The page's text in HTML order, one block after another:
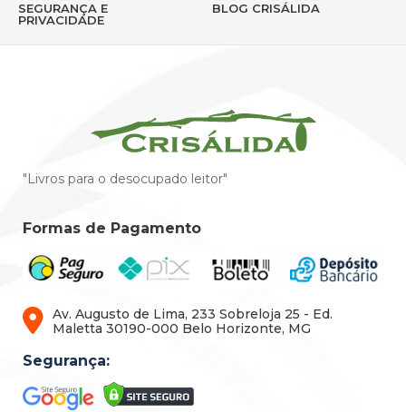
SEGURANÇA E
PRIVACIDADE
BLOG CRISÁLIDA
"Livros para o desocupado leitor"
Formas de Pagamento
Av. Augusto de Lima, 233 Sobreloja 25 - Ed.
Maletta 30190-000 Belo Horizonte, MG
Segurança: